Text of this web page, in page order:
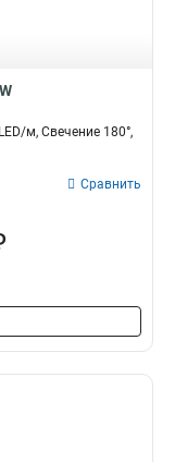
м, Свечение 180°,
Сравнить